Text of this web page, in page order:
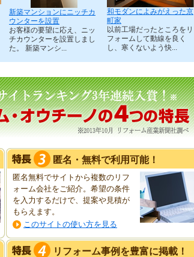
新築マンションにニッチカ
ウンターを設置
お客様の要望に応え、ニッ
チカウンターを設置しまし
た。 新築マンシ...
和モダンによみがえった京
町家
以前工場だったところをリ
フォームして動線を良く
し、寒くないよう快...
匿名・無料で利用可能！
匿名無料でサイトから複数のリフ
ォーム会社をご紹介。希望の条件
を入力するだけで、提案や見積が
もらえます。
このサイトの使い方を見る
リフォーム事例を豊富に掲載！